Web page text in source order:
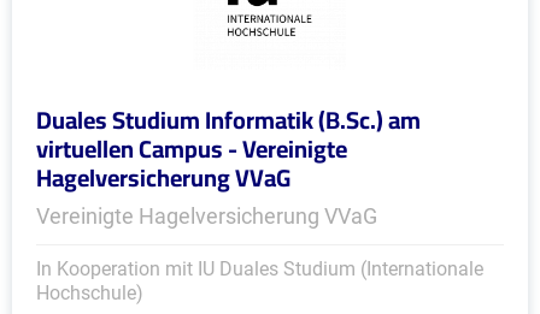
Duales Studium Informatik (B.Sc.) am
virtuellen Campus - Vereinigte
Hagelversicherung VVaG
Vereinigte Hagelversicherung VVaG
In Kooperation mit IU Duales Studium (Internationale
Hochschule)